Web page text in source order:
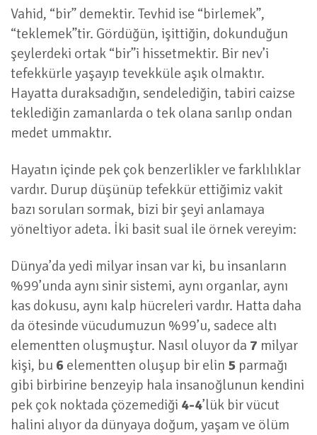
Vahid, “bir” demektir. Tevhid ise “birlemek”,
“teklemek”tir. Gördüğün, işittiğin, dokunduğun
şeylerdeki ortak “bir”i hissetmektir. Bir nev’i
tefekkürle yaşayıp tevekküle aşık olmaktır.
Hayatta duraksadığın, sendelediğin, tabiri caizse
teklediğin zamanlarda o tek olana sarılıp ondan
medet ummaktır.
Hayatın içinde pek çok benzerlikler ve farklılıklar
vardır. Durup düşünüp tefekkür ettiğimiz vakit
bazı soruları sormak, bizi bir şeyi anlamaya
yöneltiyor adeta. İki basit sual ile örnek vereyim:
Dünya’da yedi milyar insan var ki, bu insanların
%99’unda aynı sinir sistemi, aynı organlar, aynı
kas dokusu, aynı kalp hücreleri vardır. Hatta daha
da ötesinde vücudumuzun %99’u, sadece altı
elementten oluşmuştur. Nasıl oluyor da 7 milyar
kişi, bu 6 elementten oluşup bir elin 5 parmağı
gibi birbirine benzeyip hala insanoğlunun kendini
pek çok noktada çözemediği 4-4’lük bir vücut
halini alıyor da dünyaya doğum, yaşam ve ölüm